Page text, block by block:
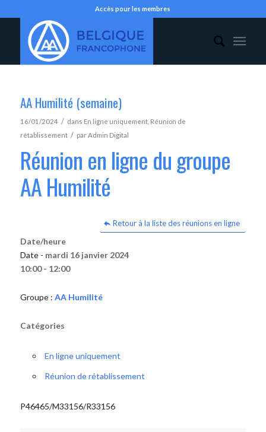
Accès pour les membres
AA Humilité (semaine)
16/01/2024 / dans En ligne uniquement, Réunion de
rétablissement / parAdmin Digital
Réunion en ligne du groupe
AA Humilité
Retour à la liste des réunions en ligne
Date/heure
Date - mardi 16 janvier 2024
10:00 - 12:00
Groupe : AA Humilité
Catégories
En ligne uniquement
Réunion de rétablissement
P46465/M33156/R33156